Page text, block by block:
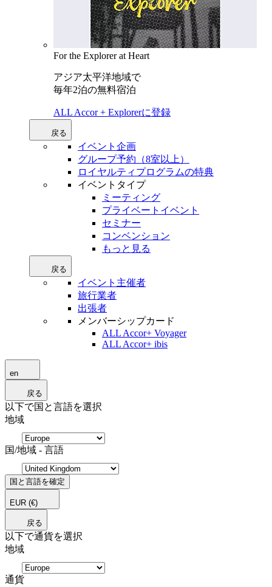
For the Explorer at Heart
アジア太平洋地域で
毎年2泊の無料宿泊
ALL Accor + Explorerに登録
戻る
イベント企画
グループ予約（8室以上）
ロイヤルティプログラムの特典
イベントタイプ
ミーティング
プライベートイベント
セミナー
コンベンション
もっと見る
戻る
イベント主催者
旅行業者
出張者
メンバーシップカード
ALL Accor+ Voyager
ALL Accor+ ibis
en
戻る
以下で国と言語を選択
地域
国/地域 - 言語
国と言語を確定
EUR (€)
戻る
以下で通貨を選択
地域
通貨